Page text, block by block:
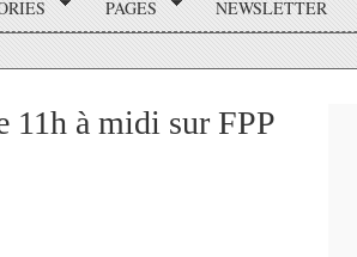
PAGES NEWSLETTER
11h à midi sur FPP